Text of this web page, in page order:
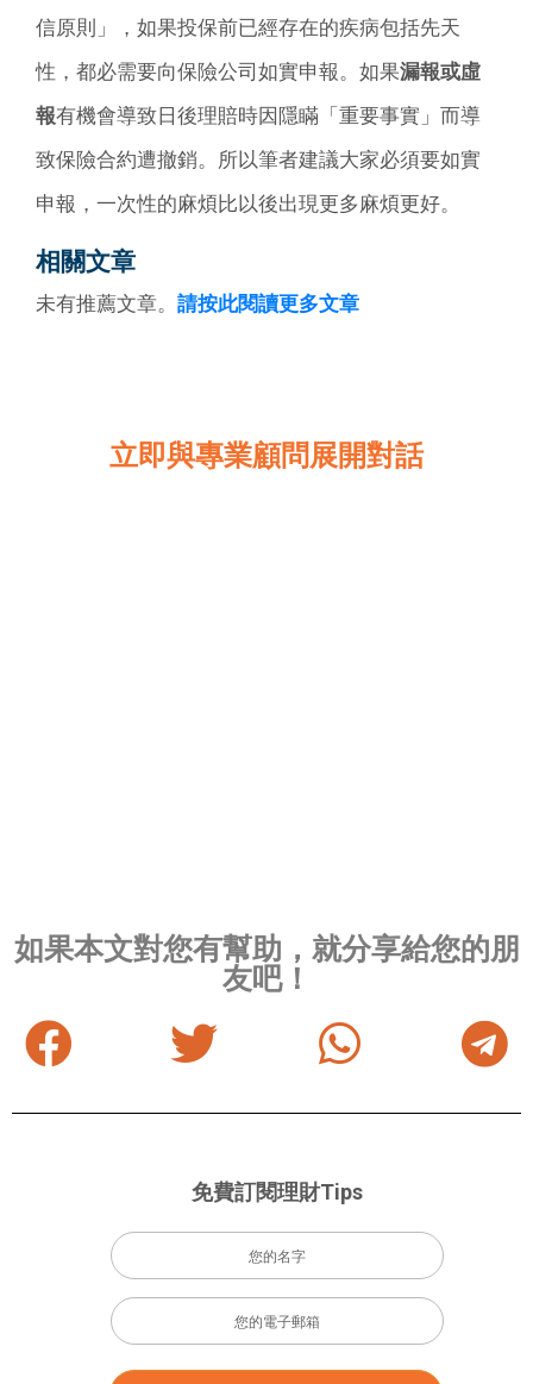
信原則」，如果投保前已經存在的疾病包括先天
性，都必需要向保險公司如實申報。如果漏報或虛
報有機會導致日後理賠時因隱瞞「重要事實」而導
致保險合約遭撤銷。所以筆者建議大家必須要如實
申報，一次性的麻煩比以後出現更多麻煩更好。
相關文章
未有推薦文章。 請按此閱讀更多文章
立即與專業顧問展開對話
如果本文對您有幫助，就分享給您的朋
友吧！
免費訂閱理財Tips